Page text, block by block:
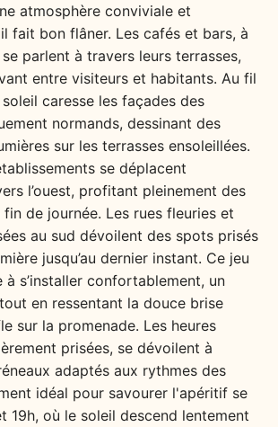
atmosphère conviviale et
fait bon flâner. Les cafés et bars, à
se parlent à travers leurs terrasses,
entre visiteurs et habitants. Au fil
caresse les façades des
normands, dessinant des
sur les terrasses ensoleillées.
se déplacent
l’ouest, profitant pleinement des
de journée. Les rues fleuries et
au sud dévoilent des spots prisés
jusqu’au dernier instant. Ce jeu
s’installer confortablement, un
en ressentant la douce brise
sur la promenade. Les heures
prisées, se dévoilent à
adaptés aux rythmes des
idéal pour savourer l'apéritif se
19h, où le soleil descend lentement